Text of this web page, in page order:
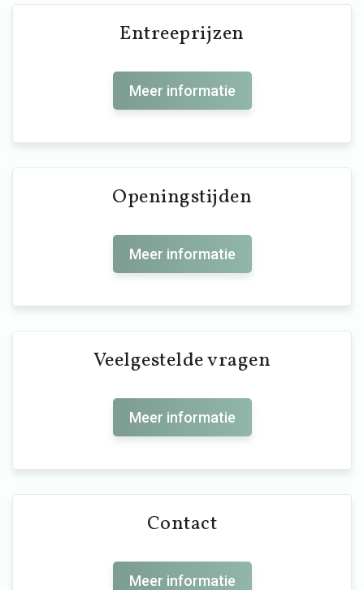
Entreeprijzen
Meer informatie
Openingstijden
Meer informatie
Veelgestelde vragen
Meer informatie
Contact
Meer informatie